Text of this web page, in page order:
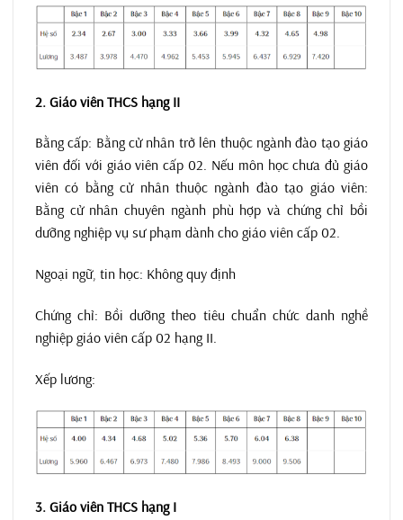
2. Giáo viên THCS hạng II
Bằng cấp: Bằng cử nhân trở lên thuộc ngành đào tạo giáo
viên đối với giáo viên cấp 02. Nếu môn học chưa đủ giáo
viên có bằng cử nhân thuộc ngành đào tạo giáo viên:
Bằng cử nhân chuyên ngành phù hợp và chứng chỉ bồi
dưỡng nghiệp vụ sư phạm dành cho giáo viên cấp 02.
Ngoại ngữ, tin học: Không quy định
Chứng chỉ: Bồi dưỡng theo tiêu chuẩn chức danh nghề
nghiệp giáo viên cấp 02 hạng II.
Xếp lương:
3. Giáo viên THCS hạng I